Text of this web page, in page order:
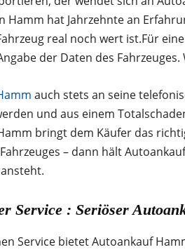
Hamm hat Jahrzehnte an
real noch wert ist.Für
der Daten des
auch stets an seine
und aus einem
bringt dem Käufer das
– dann hält
Service : Seriöser
Service bietet Autoankauf